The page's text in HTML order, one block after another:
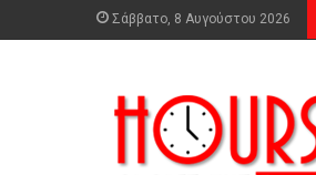
Σάββατο, 8 Αυγούστου 2026